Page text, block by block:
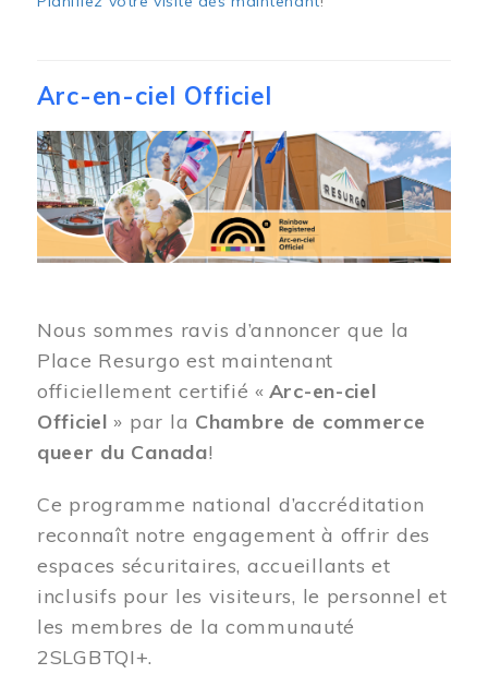
Arc-en-ciel Officiel
Image
Nous sommes ravis d’annoncer que la
Place Resurgo est maintenant
officiellement certifié « Arc-en-ciel
Officiel » par la Chambre de commerce
queer du Canada!
Ce programme national d’accréditation
reconnaît notre engagement à offrir des
espaces sécuritaires, accueillants et
inclusifs pour les visiteurs, le personnel et
les membres de la communauté
2SLGBTQI+.